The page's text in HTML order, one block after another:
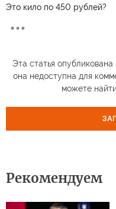
Это кило по 450 рублей?
Эта статья опубликована
она недоступна для
можете
Рекомендуем